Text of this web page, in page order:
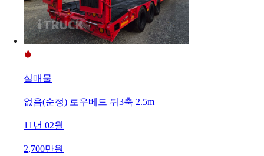
실매물
없음(순정) 로우베드 뒤3축 2.5m
11년 02월
2,700만원